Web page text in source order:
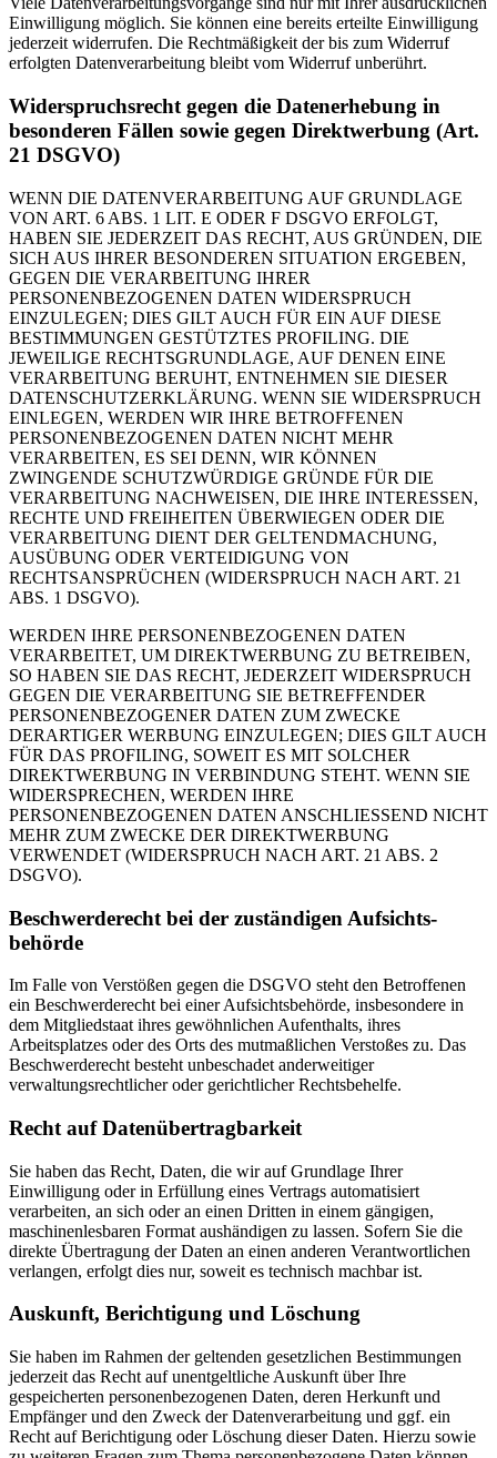
Einwilligung möglich. Sie können eine bereits erteilte Einwilligung
jederzeit widerrufen. Die Rechtmäßigkeit der bis zum Widerruf
erfolgten Datenverarbeitung bleibt vom Widerruf unberührt.
Widerspruchsrecht gegen die Datenerhebung in
besonderen Fällen sowie gegen Direktwerbung (Art.
21 DSGVO)
WENN DIE DATENVERARBEITUNG AUF GRUNDLAGE
VON ART. 6 ABS. 1 LIT. E ODER F DSGVO ERFOLGT,
HABEN SIE JEDERZEIT DAS RECHT, AUS GRÜNDEN, DIE
SICH AUS IHRER BESONDEREN SITUATION ERGEBEN,
GEGEN DIE VERARBEITUNG IHRER
PERSONENBEZOGENEN DATEN WIDERSPRUCH
EINZULEGEN; DIES GILT AUCH FÜR EIN AUF DIESE
BESTIMMUNGEN GESTÜTZTES PROFILING. DIE
JEWEILIGE RECHTSGRUNDLAGE, AUF DENEN EINE
VERARBEITUNG BERUHT, ENTNEHMEN SIE DIESER
DATENSCHUTZERKLÄRUNG. WENN SIE WIDERSPRUCH
EINLEGEN, WERDEN WIR IHRE BETROFFENEN
PERSONENBEZOGENEN DATEN NICHT MEHR
VERARBEITEN, ES SEI DENN, WIR KÖNNEN
ZWINGENDE SCHUTZWÜRDIGE GRÜNDE FÜR DIE
VERARBEITUNG NACHWEISEN, DIE IHRE INTERESSEN,
RECHTE UND FREIHEITEN ÜBERWIEGEN ODER DIE
VERARBEITUNG DIENT DER GELTENDMACHUNG,
AUSÜBUNG ODER VERTEIDIGUNG VON
RECHTSANSPRÜCHEN (WIDERSPRUCH NACH ART. 21
ABS. 1 DSGVO).
WERDEN IHRE PERSONENBEZOGENEN DATEN
VERARBEITET, UM DIREKTWERBUNG ZU BETREIBEN,
SO HABEN SIE DAS RECHT, JEDERZEIT WIDERSPRUCH
GEGEN DIE VERARBEITUNG SIE BETREFFENDER
PERSONENBEZOGENER DATEN ZUM ZWECKE
DERARTIGER WERBUNG EINZULEGEN; DIES GILT AUCH
FÜR DAS PROFILING, SOWEIT ES MIT SOLCHER
DIREKTWERBUNG IN VERBINDUNG STEHT. WENN SIE
WIDERSPRECHEN, WERDEN IHRE
PERSONENBEZOGENEN DATEN ANSCHLIESSEND NICHT
MEHR ZUM ZWECKE DER DIREKTWERBUNG
VERWENDET (WIDERSPRUCH NACH ART. 21 ABS. 2
DSGVO).
Beschwerde­recht bei der zuständigen Aufsichts­
behörde
Im Falle von Verstößen gegen die DSGVO steht den Betroffenen
ein Beschwerderecht bei einer Aufsichtsbehörde, insbesondere in
dem Mitgliedstaat ihres gewöhnlichen Aufenthalts, ihres
Arbeitsplatzes oder des Orts des mutmaßlichen Verstoßes zu. Das
Beschwerderecht besteht unbeschadet anderweitiger
verwaltungsrechtlicher oder gerichtlicher Rechtsbehelfe.
Recht auf Daten­übertrag­barkeit
Sie haben das Recht, Daten, die wir auf Grundlage Ihrer
Einwilligung oder in Erfüllung eines Vertrags automatisiert
verarbeiten, an sich oder an einen Dritten in einem gängigen,
maschinenlesbaren Format aushändigen zu lassen. Sofern Sie die
direkte Übertragung der Daten an einen anderen Verantwortlichen
verlangen, erfolgt dies nur, soweit es technisch machbar ist.
Auskunft, Berichtigung und Löschung
Sie haben im Rahmen der geltenden gesetzlichen Bestimmungen
jederzeit das Recht auf unentgeltliche Auskunft über Ihre
gespeicherten personenbezogenen Daten, deren Herkunft und
Empfänger und den Zweck der Datenverarbeitung und ggf. ein
Recht auf Berichtigung oder Löschung dieser Daten. Hierzu sowie